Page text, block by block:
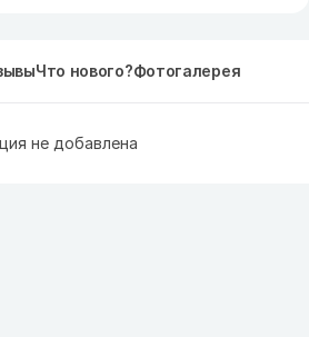
Что нового?Фотогалерея
не добавлена